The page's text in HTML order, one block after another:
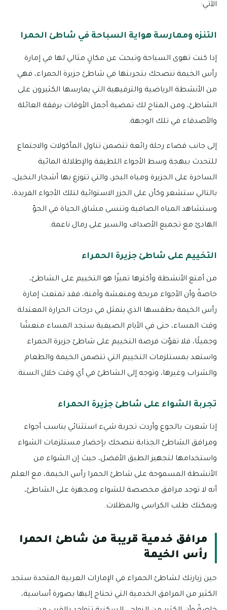
الآتي:
التنزه وممارسة هواية السباحة في شاطئ الحمرا
إذا كنت تهوى السباحة وتبحث عن مكانٍ مثالي لها في إمارة
رأس الخيمة ننصحك بتجربتها في شاطئ جزيرة الحمراء، فهي
من الأنشطة الرياضية والترفيهية التي يمارسها الكثيرون على
الشاطئ، ومن المتاح لك تمضية أجمل الأوقات برفقة العائلة
والأصدقاء في تلك الوجهة.
إلى جانب قضاء رحلة رائعة تتضمن تناول المأكولات والاجتماع
للتحدث ببهجة وسط الأجواء اللطيفة والإطلالة المائية
الساحرة على الجزيرة ومياه البحر، والتي تتوزع بها أشجار النخيل،
بالتالي ستشعر وكأن على الجزر الاستوائية لتلك الأجواء الفريدة،
وستشاهد المياه الصافية وتنسى مشاق الحياة في الجوّ
الهادئ مع تجميع الأصداف والسير على رمال ناعمة.
التخييم على شاطئ جزيرة الحمراء
من أمتع الأنشطة وأكثرها تميزًا هو التخييم على الشاطئ،
خاصةً وأن الأجواء مريحة ومنعشة وآمنة، فقد تمتعت إمارة
رأس الخيمة بطقسها الذي يتمثل في درجات الحرارة المعتدلة
وقت المساء، حتى في الأيام الصيفية ستجد المساء منعشًا
وجميلًا، فلا تفوّت فرصة التخييم على شاطئ جزيرة الحمراء
واستعد بمستلزمات التخييم التي تتضمن الخيمة والطعام
والشراب وغيرها، وتوجه إلى الشاطئ في أي وقت خلال السنة.
تجربة الشواء على شاطئ جزيرة الحمراء
إذا شعرت بالجوع وأردت تجربة شيء استثنائي يناسب أجواء
ومرافق الشاطئ الجذابة ننصحك بإحضار مستلزمات الشواء
واستخدامها لتجهيز الطبق الأفضل، حيث إن الشواء من
الأنشطة المسموحة على شاطئ الحمرا رأس الخيمة، مع العلم
أنه لا توجد مرافق مخصصة للشواء ومجهزة على الشاطئ،
ويمكنك طلب الكراسي والمظلات.
مرافق خدمية قريبة من شاطئ الحمرا
رأس الخيمة
حين زيارتك لشاطئ الحمراء في الإمارات العربية المتحدة ستجد
الكثير من المرافق الخدمية التي تحتاج إليها بصورة أساسية،